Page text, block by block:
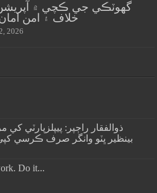
گهوٽڪي جي ڪچي ۾ آپريشن
خلاف ۽ امن
2026
ذوالفقار راڄپر: پيپلزپارٽي
بينظير ڀٽو وانگر صرف ڪرسي
Do it...